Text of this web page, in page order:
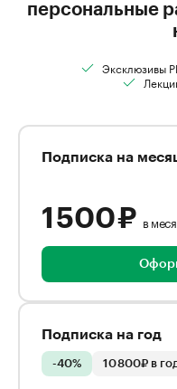
персональные
Эксклюзивы
Подписка на
1 500 ₽ в
Подписка на год
-40% 10 800₽ в